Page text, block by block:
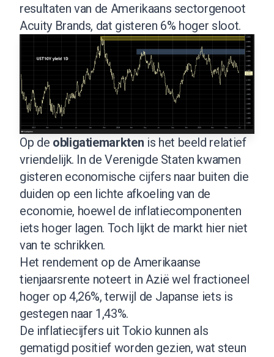
resultaten van de Amerikaans sectorgenoot
Acuity Brands, dat gisteren 6% hoger sloot.
Op de obligatiemarkten is het beeld relatief
vriendelijk. In de Verenigde Staten kwamen
gisteren economische cijfers naar buiten die
duiden op een lichte afkoeling van de
economie, hoewel de inflatiecomponenten
iets hoger lagen. Toch lijkt de markt hier niet
van te schrikken.
Het rendement op de Amerikaanse
tienjaarsrente noteert in Azië wel fractioneel
hoger op 4,26%, terwijl de Japanse iets is
gestegen naar 1,43%.
De inflatiecijfers uit Tokio kunnen als
gematigd positief worden gezien, wat steun